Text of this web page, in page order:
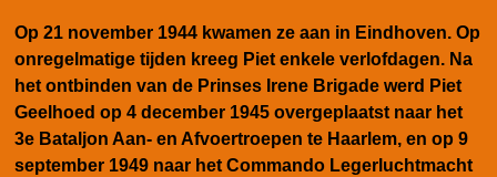
Op 21 november 1944 kwamen ze aan in Eindhoven. Op
onregelmatige tijden kreeg Piet enkele verlofdagen. Na
het ontbinden van de Prinses Irene Brigade werd Piet
Geelhoed op 4 december 1945 overgeplaatst naar het
3e Bataljon Aan- en Afvoertroepen te Haarlem, en op 9
september 1949 naar het Commando Legerluchtmacht